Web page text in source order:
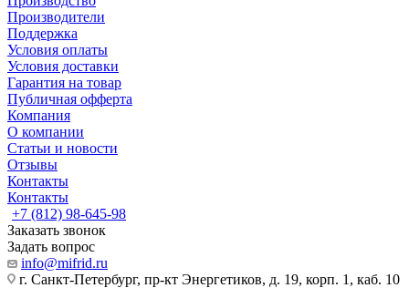
Производители
Поддержка
Условия оплаты
Условия доставки
Гарантия на товар
Публичная офферта
Компания
О компании
Статьи и новости
Отзывы
Контакты
Контакты
+7 (812) 98-645-98
Заказать звонок
Задать вопрос
info@mifrid.ru
г. Санкт-Петербург, пр-кт Энергетиков, д. 19, корп. 1, каб. 10